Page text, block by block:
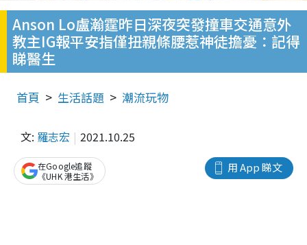
Anson Lo盧瀚霆昨日深夜突發撞車交通意外
教主IG報平安指僅扭親條腰惹神徒擔憂：記得
睇醫生
首頁 生活話題 潮流玩物
文: 羅志宏 2021.10.25
用 App 睇文
在Google追蹤
《UHK 港生活》